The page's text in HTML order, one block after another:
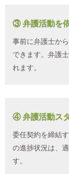
③ 弁護活動を
事前に弁護士か
できます。弁護
れます。
④ 弁護活動ス
委任契約を締結
の進捗状況は、
す。